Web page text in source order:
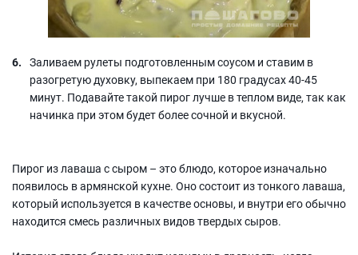
Заливаем рулеты подготовленным соусом и ставим в
разогретую духовку, выпекаем при 180 градусах 40-45
минут. Подавайте такой пирог лучше в теплом виде, так как
начинка при этом будет более сочной и вкусной.
Пирог из лаваша с сыром – это блюдо, которое изначально
появилось в армянской кухне. Оно состоит из тонкого лаваша,
который используется в качестве основы, и внутри его обычно
находится смесь различных видов твердых сыров.